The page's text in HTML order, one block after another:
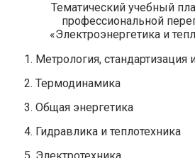
Тематический учебный
профессиональной
«Электроэнергетика и
Метрология, стандартизация
Термодинамика
Общая энергетика
Гидравлика и теплотехника